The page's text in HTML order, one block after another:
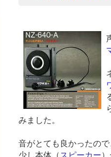
みました。
音がとても良かったの